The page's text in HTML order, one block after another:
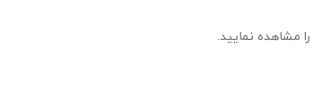
را مشاهده نمایید.